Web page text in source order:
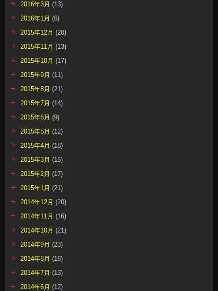
2016年3月 (13)
2016年1月 (6)
2015年12月 (20)
2015年11月 (13)
2015年10月 (17)
2015年9月 (11)
2015年8月 (21)
2015年7月 (14)
2015年6月 (9)
2015年5月 (12)
2015年4月 (18)
2015年3月 (15)
2015年2月 (17)
2015年1月 (21)
2014年12月 (20)
2014年11月 (16)
2014年10月 (21)
2014年9月 (23)
2014年8月 (16)
2014年7月 (13)
2014年6月 (12)